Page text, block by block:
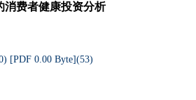
消费者健康投资分析
) [PDF 0.00 Byte](53)